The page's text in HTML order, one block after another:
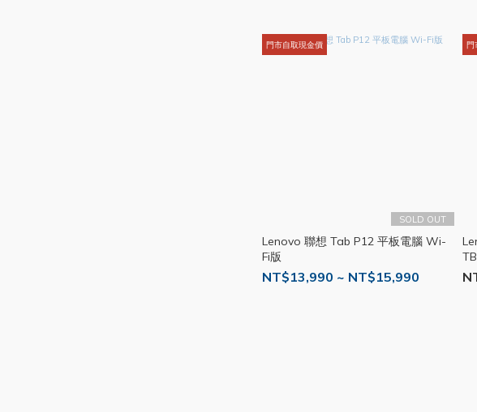
門市自取現金價
SOLD OUT
Lenovo 聯想 Tab P12 平板電腦 Wi-
Fi版
NT$13,990 ~ NT$15,990
門